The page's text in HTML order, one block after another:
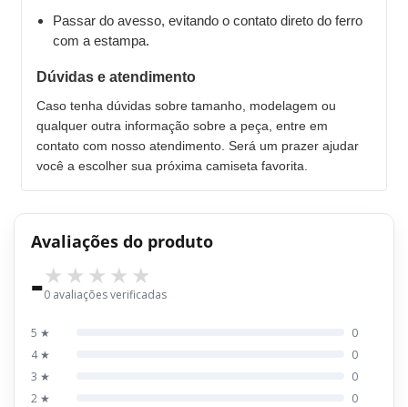
Passar do avesso, evitando o contato direto do ferro
com a estampa.
Dúvidas e atendimento
Caso tenha dúvidas sobre tamanho, modelagem ou
qualquer outra informação sobre a peça, entre em
contato com nosso atendimento. Será um prazer ajudar
você a escolher sua próxima camiseta favorita.
Avaliações do produto
-0 avaliações verificadas
5 ★
0
4 ★
0
3 ★
0
2 ★
0